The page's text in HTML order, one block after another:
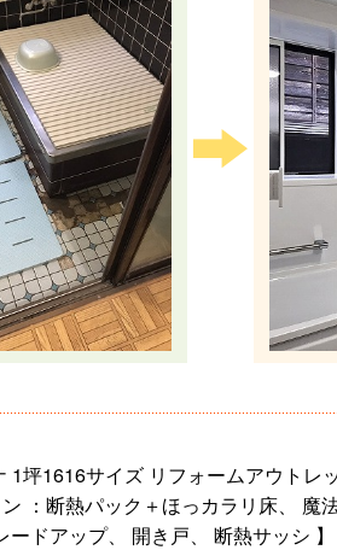
1坪1616サイズ リフォームアウトレ
ン ：断熱パック＋ほっカラリ床、 魔
ードアップ、 開き戸、 断熱サッシ 】